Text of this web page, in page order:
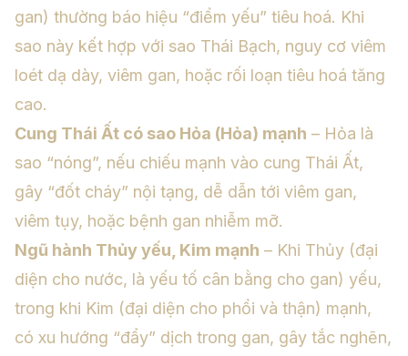
gan) thường báo hiệu “điểm yếu” tiêu hoá. Khi
sao này kết hợp với sao Thái Bạch, nguy cơ viêm
loét dạ dày, viêm gan, hoặc rối loạn tiêu hoá tăng
cao.
Cung Thái Ất có sao Hỏa (Hỏa) mạnh – Hỏa là
sao “nóng”, nếu chiếu mạnh vào cung Thái Ất,
gây “đốt cháy” nội tạng, dễ dẫn tới viêm gan,
viêm tụy, hoặc bệnh gan nhiễm mỡ.
Ngũ hành Thủy yếu, Kim mạnh – Khi Thủy (đại
diện cho nước, là yếu tố cân bằng cho gan) yếu,
trong khi Kim (đại diện cho phổi và thận) mạnh,
có xu hướng “đẩy” dịch trong gan, gây tắc nghẽn,